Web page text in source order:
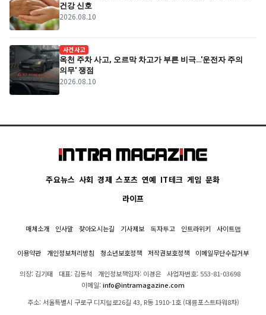
건강 신호
2026.08.10
사건사고
옥천 주차 사고, 오르막 차고가 부른 비극…'운전자 주의
의무' 쟁점
2026.08.10
주요뉴스 사회 경제 스포츠 연예 IT테크 게임 문화
라이프
매체소개 인사말 찾아오시는길 기사제보 독자투고 인트라위키 사이트맵
이용약관 개인정보처리방침 청소년보호정책 저작권보호정책 이메일무단수집거부
의장: 김기태 대표: 김동석 개인정보책임자: 이경은
사업자번호: 553-81-03698
이메일:info@intramagazine.com
주소: 서울특별시 구로구 디지털로26길 43, R동 1910-1호 (대륭포스트타워8차)